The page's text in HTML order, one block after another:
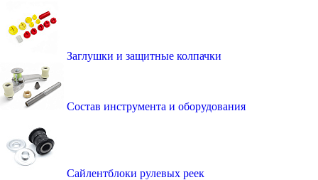
Заглушки и защитные колпачки
Состав инструмента и оборудования
Сайлентблоки рулевых реек